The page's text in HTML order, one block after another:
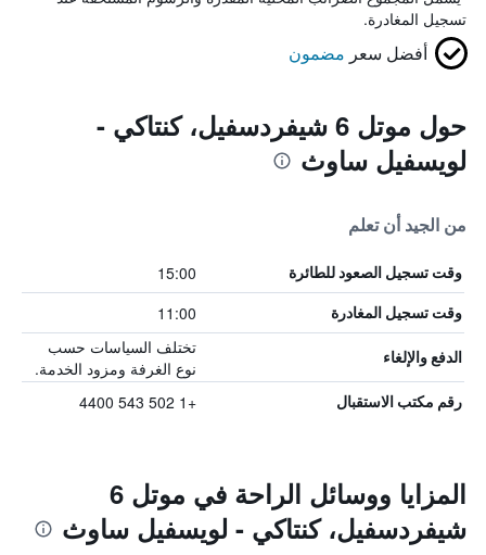
تسجيل المغادرة.
أفضل سعر مضمون
حول موتل 6 شيفردسفيل، كنتاكي -
لويسفيل ساوث
من الجيد أن تعلم
وقت تسجيل الصعود للطائرة 15:00
وقت تسجيل المغادرة 11:00
الدفع والإلغاء
تختلف السياسات حسب
نوع الغرفة ومزود الخدمة.
رقم مكتب الاستقبال +1 502 543 4400
المزايا ووسائل الراحة في موتل 6
شيفردسفيل، كنتاكي - لويسفيل ساوث